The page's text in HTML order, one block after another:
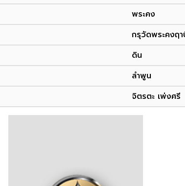
พระคง
กรุวัดพระคงฤ
ดิน
ลำพูน
จิตรตะ เพ่งศรี